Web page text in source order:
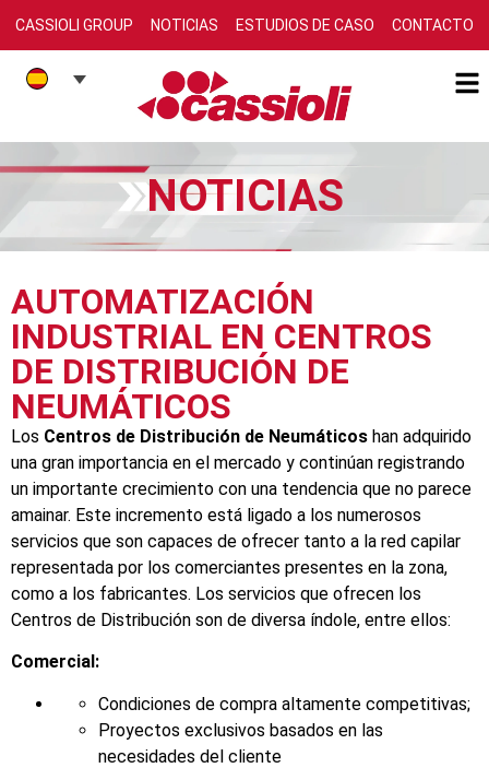
CASSIOLI GROUP NOTICIAS ESTUDIOS DE CASO CONTACTO
NOTICIAS
AUTOMATIZACIÓN
INDUSTRIAL EN CENTROS
DE DISTRIBUCIÓN DE
NEUMÁTICOS
Los Centros de Distribución de Neumáticos han adquirido
una gran importancia en el mercado y continúan registrando
un importante crecimiento con una tendencia que no parece
amainar. Este incremento está ligado a los numerosos
servicios que son capaces de ofrecer tanto a la red capilar
representada por los comerciantes presentes en la zona,
como a los fabricantes. Los servicios que ofrecen los
Centros de Distribución son de diversa índole, entre ellos:
Comercial:
Condiciones de compra altamente competitivas;
Proyectos exclusivos basados ​​en las
necesidades del cliente